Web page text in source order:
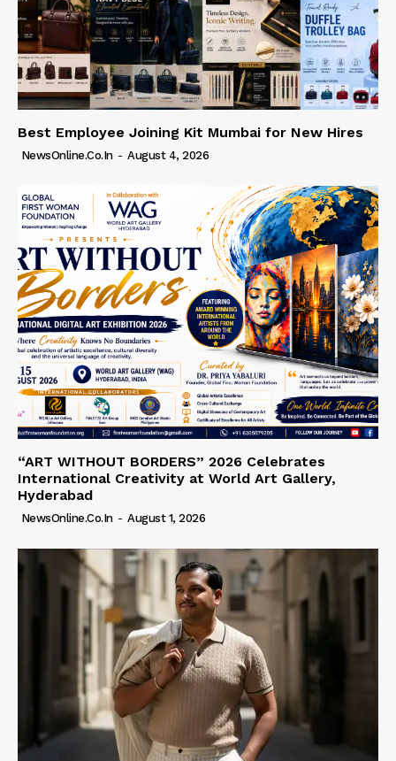
Best Employee Joining Kit Mumbai for New Hires
NewsOnline.co.in - August 4, 2026
“ART WITHOUT BORDERS” 2026 Celebrates
International Creativity at World Art Gallery,
Hyderabad
NewsOnline.co.in - August 1, 2026